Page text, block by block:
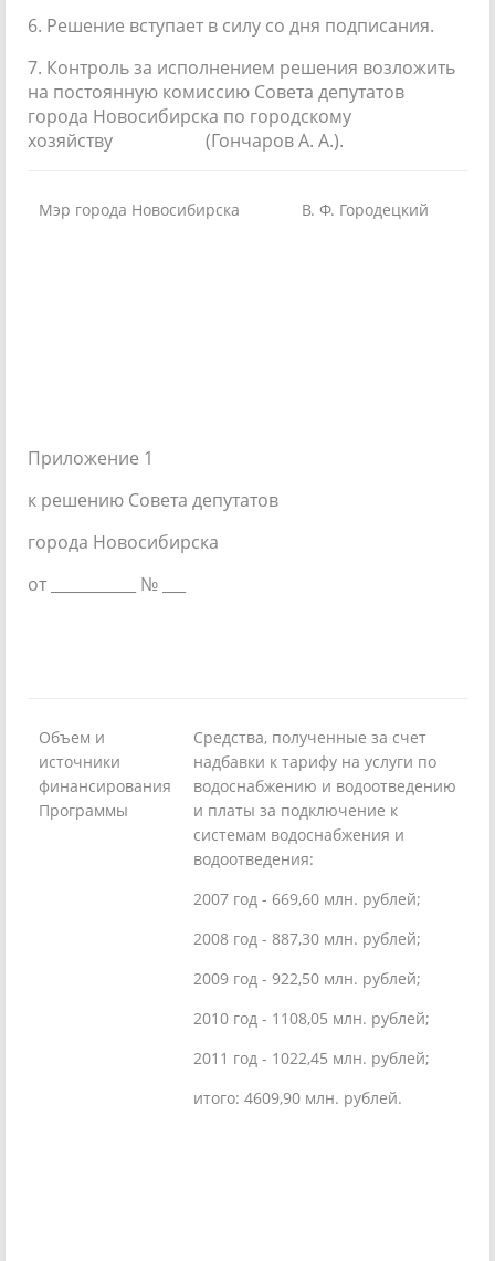
6. Решение вступает в силу со дня подписания.
7. Контроль за исполнением решения возложить
на постоянную комиссию Совета депутатов
города Новосибирска по городскому
хозяйству (Гончаров А. А.).
Мэр города Новосибирска В. Ф. Городецкий
Приложение 1
к решению Совета депутатов
города Новосибирска
от ___________ № ___
Объем и
источники
финансирования
Программы
Средства, полученные за счет
надбавки к тарифу на услуги по
водоснабжению и водоотведению
и платы за подключение к
системам водоснабжения и
водоотведения:
2007 год - 669,60 млн. рублей;
2008 год - 887,30 млн. рублей;
2009 год - 922,50 млн. рублей;
2010 год - 1108,05 млн. рублей;
2011 год - 1022,45 млн. рублей;
итого: 4609,90 млн. рублей.